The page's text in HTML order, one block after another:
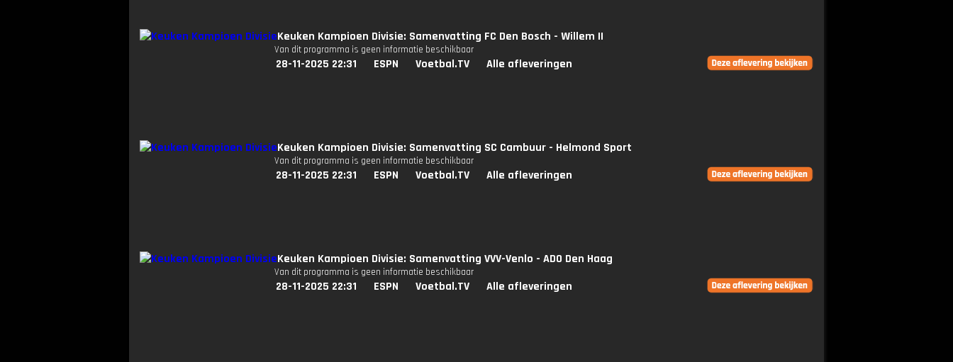
Keuken Kampioen Divisie: Samenvatting FC Den Bosch - Willem II
Van dit programma is geen informatie beschikbaar
28-11-2025 22:31 ESPN Voetbal.TV Alle afleveringen
Keuken Kampioen Divisie: Samenvatting SC Cambuur - Helmond Sport
Van dit programma is geen informatie beschikbaar
28-11-2025 22:31 ESPN Voetbal.TV Alle afleveringen
Keuken Kampioen Divisie: Samenvatting VVV-Venlo - ADO Den Haag
Van dit programma is geen informatie beschikbaar
28-11-2025 22:31 ESPN Voetbal.TV Alle afleveringen